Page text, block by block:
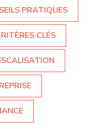
PRATIQUES
CLÉS